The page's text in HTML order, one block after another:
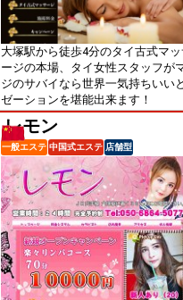
大塚駅から徒歩4分のタイ古式マ
ージの本場、タイ女性スタッフが
ジのサバイなら世界一気持ちいい
ゼーションを堪能出来ます！
レモン
一般エステ 中国式エステ 店舗型